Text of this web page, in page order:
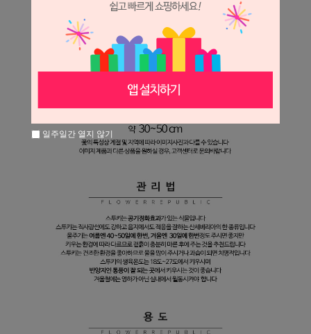
일주일간 열지 않기